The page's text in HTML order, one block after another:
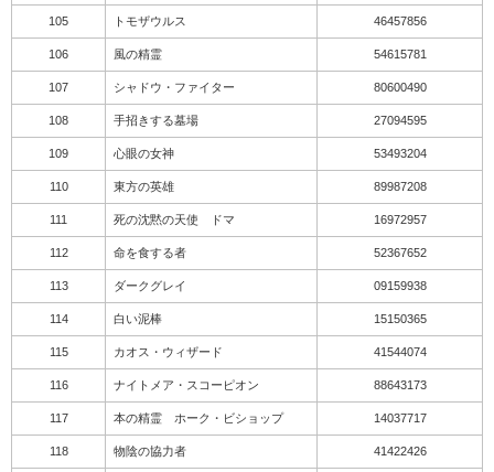
105 トモザウルス 46457856
106 風の精霊 54615781
107 シャドウ・ファイター 80600490
108 手招きする墓場 27094595
109 心眼の女神 53493204
110 東方の英雄 89987208
111 死の沈黙の天使 ドマ 16972957
112 命を食する者 52367652
113 ダークグレイ 09159938
114 白い泥棒 15150365
115 カオス・ウィザード 41544074
116 ナイトメア・スコーピオン 88643173
117 本の精霊 ホーク・ビショップ 14037717
118 物陰の協力者 41422426